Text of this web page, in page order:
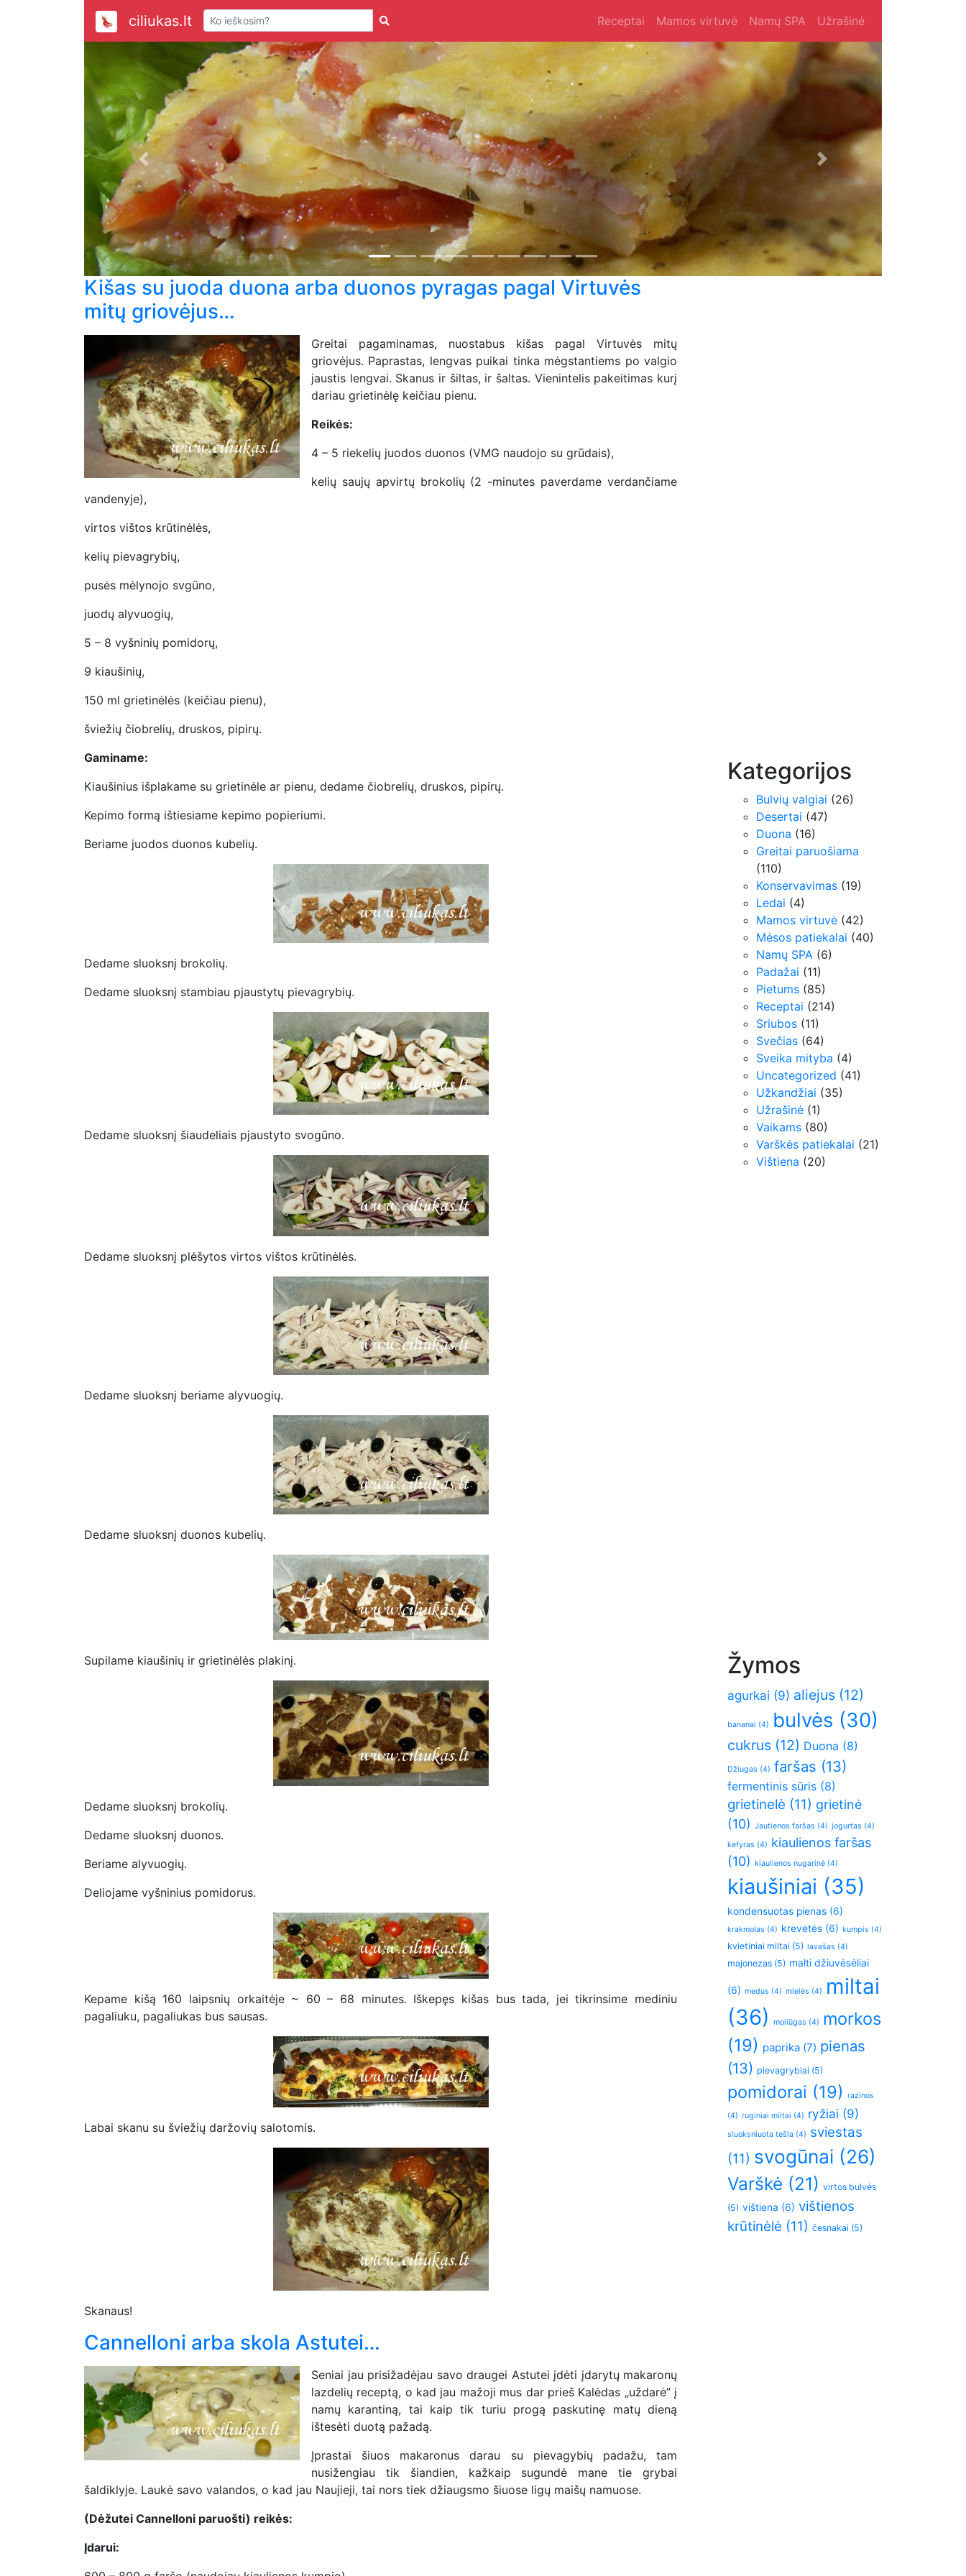
ciliukas.lt Receptai Mamos virtuvė Namų SPA Užrašinė
Previous Next
Kišas su juoda duona arba duonos pyragas pagal Virtuvės
mitų griovėjus…
Greitai pagaminamas, nuostabus kišas pagal Virtuvės mitų
griovėjus. Paprastas, lengvas puikai tinka mėgstantiems po valgio
jaustis lengvai. Skanus ir šiltas, ir šaltas. Vienintelis pakeitimas kurį
dariau grietinėlę keičiau pienu.
Reikės:
4 – 5 riekelių juodos duonos (VMG naudojo su grūdais),
kelių saujų apvirtų brokolių (2 -minutes paverdame verdančiame
vandenyje),
virtos vištos krūtinėlės,
kelių pievagrybių,
pusės mėlynojo svgūno,
juodų alyvuogių,
5 – 8 vyšninių pomidorų,
9 kiaušinių,
150 ml grietinėlės (keičiau pienu),
šviežių čiobrelių, druskos, pipirų.
Gaminame:
Kiaušinius išplakame su grietinėle ar pienu, dedame čiobrelių, druskos, pipirų.
Kepimo formą ištiesiame kepimo popieriumi.
Beriame juodos duonos kubelių.
Dedame sluoksnį brokolių.
Dedame sluoksnį stambiau pjaustytų pievagrybių.
Dedame sluoksnį šiaudeliais pjaustyto svogūno.
Dedame sluoksnį plėšytos virtos vištos krūtinėlės.
Dedame sluoksnį beriame alyvuogių.
Dedame sluoksnį duonos kubelių.
Supilame kiaušinių ir grietinėlės plakinį.
Dedame sluoksnį brokolių.
Dedame sluoksnį duonos.
Beriame alyvuogių.
Deliojame vyšninius pomidorus.
Kepame kišą 160 laipsnių orkaitėje ~ 60 – 68 minutes. Iškepęs kišas bus tada, jei tikrinsime mediniu
pagaliuku, pagaliukas bus sausas.
Labai skanu su šviežių daržovių salotomis.
Skanaus!
Cannelloni arba skola Astutei…
Seniai jau prisižadėjau savo draugei Astutei įdėti įdarytų makaronų
lazdelių receptą, o kad jau mažoji mus dar prieš Kalėdas „uždarė” į
namų karantiną, tai kaip tik turiu progą paskutinę matų dieną
ištesėti duotą pažadą.
Įprastai šiuos makaronus darau su pievagybių padažu, tam
nusižengiau tik šiandien, kažkaip sugundė mane tie grybai
šaldiklyje. Laukė savo valandos, o kad jau Naujieji, tai nors tiek džiaugsmo šiuose ligų maišų namuose.
(Dėžutei Cannelloni paruošti) reikės:
Įdarui:
Kategorijos
Bulvių valgiai (26)
Desertai (47)
Duona (16)
Greitai paruošiama
(110)
Konservavimas (19)
Ledai (4)
Mamos virtuvė (42)
Mėsos patiekalai (40)
Namų SPA (6)
Padažai (11)
Pietums (85)
Receptai (214)
Sriubos (11)
Svečias (64)
Sveika mityba (4)
Uncategorized (41)
Užkandžiai (35)
Užrašinė (1)
Vaikams (80)
Varškės patiekalai (21)
Vištiena (20)
Žymos
agurkai (9) aliejus (12)
bananai (4) bulvės (30)
cukrus (12) Duona (8)
Džiugas (4) faršas (13)
fermentinis sūris (8)
grietinelė (11) grietinė
(10) Jautienos faršas (4) jogurtas (4)
kefyras (4) kiaulienos faršas
(10) kiaulienos nugarinė (4)
kiaušiniai (35)
kondensuotas pienas (6)
krakmolas (4) krevetės (6) kumpis (4)
kvietiniai miltai (5) lavašas (4)
majonezas (5) malti džiuvėsėliai
(6) medus (4) mielės (4)
miltai
(36)
moliūgas (4) morkos
(19) paprika (7) pienas
(13) pievagrybiai (5)
pomidorai (19) razinos
(4) ruginiai miltai (4) ryžiai (9)
sluoksniuota tešla (4) sviestas
(11) svogūnai (26)
Varškė (21) virtos bulvės
(5) vištiena (6) vištienos
krūtinėlė (11) česnakai (5)